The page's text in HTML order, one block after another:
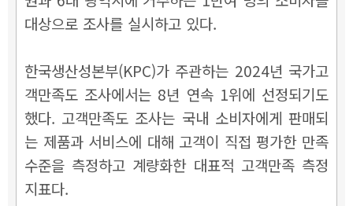
대상으로 조사를 실시하고 있다.
한국생산성본부(KPC)가 주관하는 2024년 국가고
객만족도 조사에서는 8년 연속 1위에 선정되기도
했다. 고객만족도 조사는 국내 소비자에게 판매되
는 제품과 서비스에 대해 고객이 직접 평가한 만족
수준을 측정하고 계량화한 대표적 고객만족 측정
지표다.